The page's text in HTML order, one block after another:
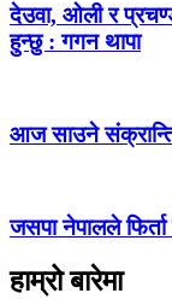
देउवा, ओली र
हुन्छु : गगन थापा
आज साउने
जसपा नेपालले
हाम्रो बारेमा